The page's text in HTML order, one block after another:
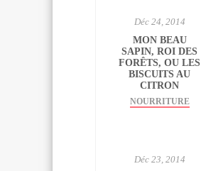
Déc 24, 2014
MON BEAU
SAPIN, ROI DES
FORÊTS, OU LES
BISCUITS AU
CITRON
NOURRITURE
Déc 23, 2014